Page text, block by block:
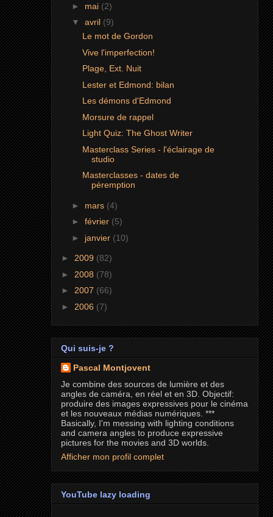
► mai (2)
▼ avril (9)
Le mot de Gordon
Vive l'imperfection!
Plage, Ext. Nuit
Lester et Edmond: bilan
Les démons d'Edmond
Morsure de rappel
Light Quiz: The Ghost Writer
Masterclass Series - l'éclairage de
studio
Masterclasses - dates de
péremption
► mars (4)
► février (5)
► janvier (10)
► 2009 (82)
► 2008 (78)
► 2007 (66)
► 2006 (7)
Qui suis-je ?
Pascal Montjovent
Je combine des sources de lumière et des
angles de caméra, en réel et en 3D. Objectif:
produire des images expressives pour le cinéma
et les nouveaux médias numériques. ***
Basically, I'm messing with lighting conditions
and camera angles to produce expressive
pictures for the movies and 3D worlds.
Afficher mon profil complet
YouTube lazy loading